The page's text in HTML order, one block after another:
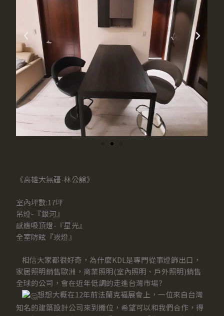
《高雄大無疆-林公舘》
室內坪數:17坪
吊燈-『銀河』
感應吸頂燈-『星光』
全室防眩『崁燈』
相信大家都很好奇，為什麼KDL是專門從事燈飾出口，
家居照明銷售歐洲，商業照明(室內照明、戶外照明)銷售
全球的公司，會在近年低調的走進台灣市場?
想想大概在12年前法蘭克褔展會上，一位來自台灣
知名的建築設計公司來到攤位，希望可以和我們合作，得